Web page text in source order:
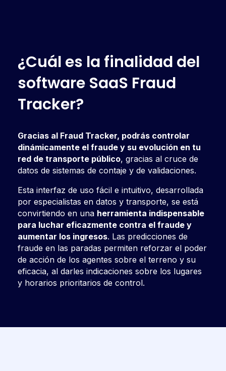
¿Cuál es la finalidad del
software SaaS Fraud
Tracker?
Gracias al Fraud Tracker, podrás controlar
dinámicamente el fraude y su evolución en tu
red de transporte público, gracias al cruce de
datos de sistemas de contaje y de validaciones.
Esta interfaz de uso fácil e intuitivo, desarrollada
por especialistas en datos y transporte, se está
convirtiendo en una herramienta indispensable
para luchar eficazmente contra el fraude y
aumentar los ingresos. Las predicciones de
fraude en las paradas permiten reforzar el poder
de acción de los agentes sobre el terreno y su
eficacia, al darles indicaciones sobre los lugares
y horarios prioritarios de control.